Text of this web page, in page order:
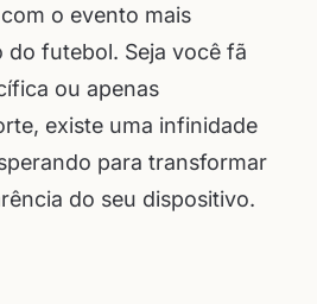
o evento mais
futebol. Seja você fã
ou apenas
existe uma infinidade
para transformar
do seu dispositivo.